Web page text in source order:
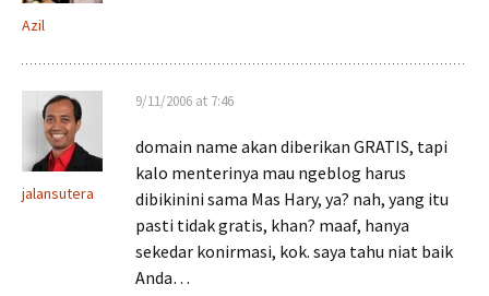
Azil
jalansutera
9/11/2006 at 7:46
domain name akan diberikan GRATIS, tapi
kalo menterinya mau ngeblog harus
dibikinini sama Mas Hary, ya? nah, yang itu
pasti tidak gratis, khan? maaf, hanya
sekedar konirmasi, kok. saya tahu niat baik
Anda…